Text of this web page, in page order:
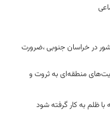
در خراسان جنوبی ،ضرورت
منطقه‌ای به ثروت و
ظلم به کار گرفته شود